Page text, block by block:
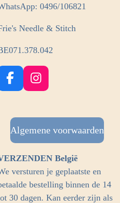
0496/106821
Needle & Stitch
F
e
b
o
o
I
t
a
g
r
m
Algemene voorwaarden
België
versturen je geplaatste en
bestelling binnen de 14
30 dagen. Kan eerder zijn als